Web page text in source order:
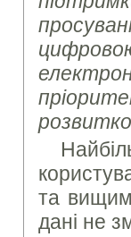
та вищим
дані не